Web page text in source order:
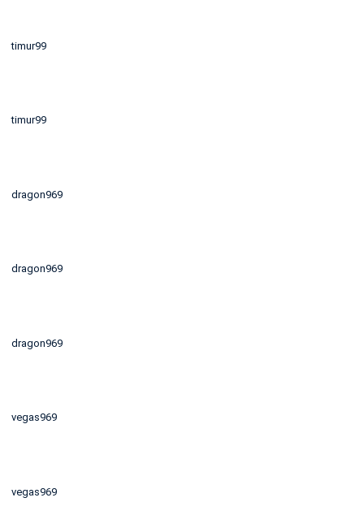
timur99
timur99
dragon969
dragon969
dragon969
vegas969
vegas969